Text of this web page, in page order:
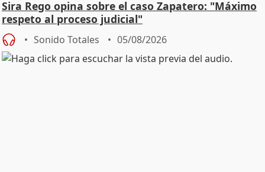
Sira Rego opina sobre el caso Zapatero: "Máximo
respeto al proceso judicial"
Sonido Totales 05/08/2026